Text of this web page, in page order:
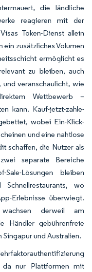
die ländliche
reagieren mit der
Token-Dienst allein
zusätzliches Volumen
ermöglicht es
zu bleiben, auch
veranschaulicht, wie
Wettbewerb –
kann. Kauf-jetzt-zahle-
wobei Ein-Klick-
und eine nahtlose
schaffen, die Nutzer als
separate Bereiche
Sale-Lösungen bleiben
wo
Erlebnisse überwiegt.
wachsen derweil am
Händler gebührenfreie
und Australien.
da nur Plattformen mit